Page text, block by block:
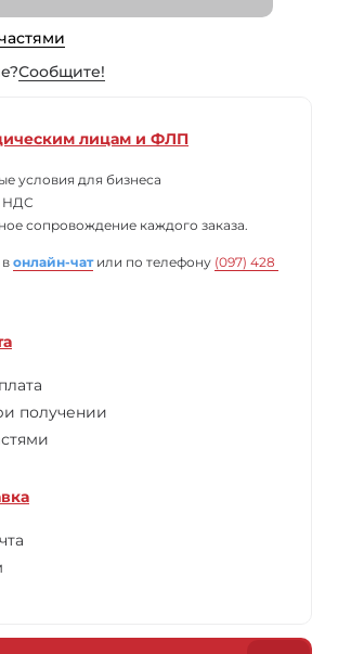
Сообщите!
лицам и ФЛП
условия для бизнеса
НДС
сопровождение каждого заказа.
онлайн-чатили по телефону (097) 428
получении